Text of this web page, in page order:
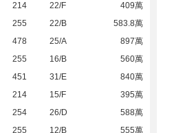
214 22/F
409萬
255 22/B
583.8萬
478 25/A
897萬
255 16/B
560萬
451 31/E
840萬
214 15/F
395萬
254 26/D
588萬
255 12/B
555萬